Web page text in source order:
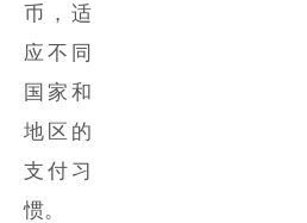
币，适
应不同
国家和
地区的
支付习
惯。